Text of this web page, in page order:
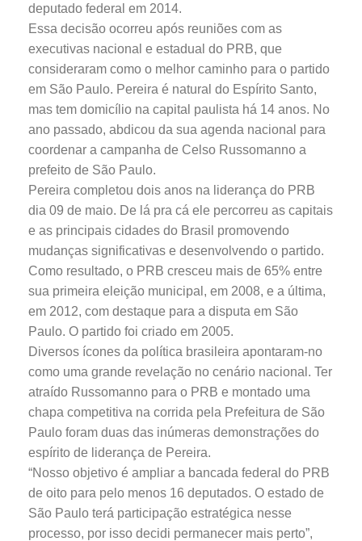
deputado federal em 2014.
Essa decisão ocorreu após reuniões com as
executivas nacional e estadual do PRB, que
consideraram como o melhor caminho para o partido
em São Paulo. Pereira é natural do Espírito Santo,
mas tem domicílio na capital paulista há 14 anos. No
ano passado, abdicou da sua agenda nacional para
coordenar a campanha de Celso Russomanno a
prefeito de São Paulo.
Pereira completou dois anos na liderança do PRB
dia 09 de maio. De lá pra cá ele percorreu as capitais
e as principais cidades do Brasil promovendo
mudanças significativas e desenvolvendo o partido.
Como resultado, o PRB cresceu mais de 65% entre
sua primeira eleição municipal, em 2008, e a última,
em 2012, com destaque para a disputa em São
Paulo. O partido foi criado em 2005.
Diversos ícones da política brasileira apontaram-no
como uma grande revelação no cenário nacional. Ter
atraído Russomanno para o PRB e montado uma
chapa competitiva na corrida pela Prefeitura de São
Paulo foram duas das inúmeras demonstrações do
espírito de liderança de Pereira.
“Nosso objetivo é ampliar a bancada federal do PRB
de oito para pelo menos 16 deputados. O estado de
São Paulo terá participação estratégica nesse
processo, por isso decidi permanecer mais perto”,